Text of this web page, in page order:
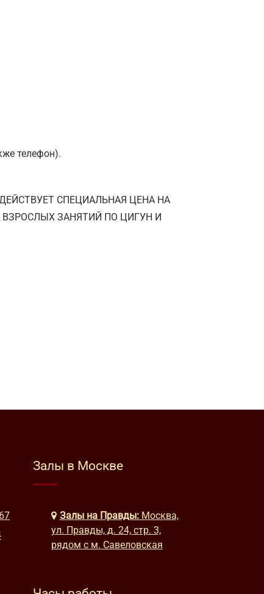
телефон).
СПЕЦИАЛЬНАЯ ЦЕНА НА
ВЗРОСЛЫХ ЗАНЯТИЙ ПО ЦИГУН И
Залы в Москве
Залы на Правды: Москва,
ул. Правды, д. 24, стр. 3,
рядом с м. Савеловская